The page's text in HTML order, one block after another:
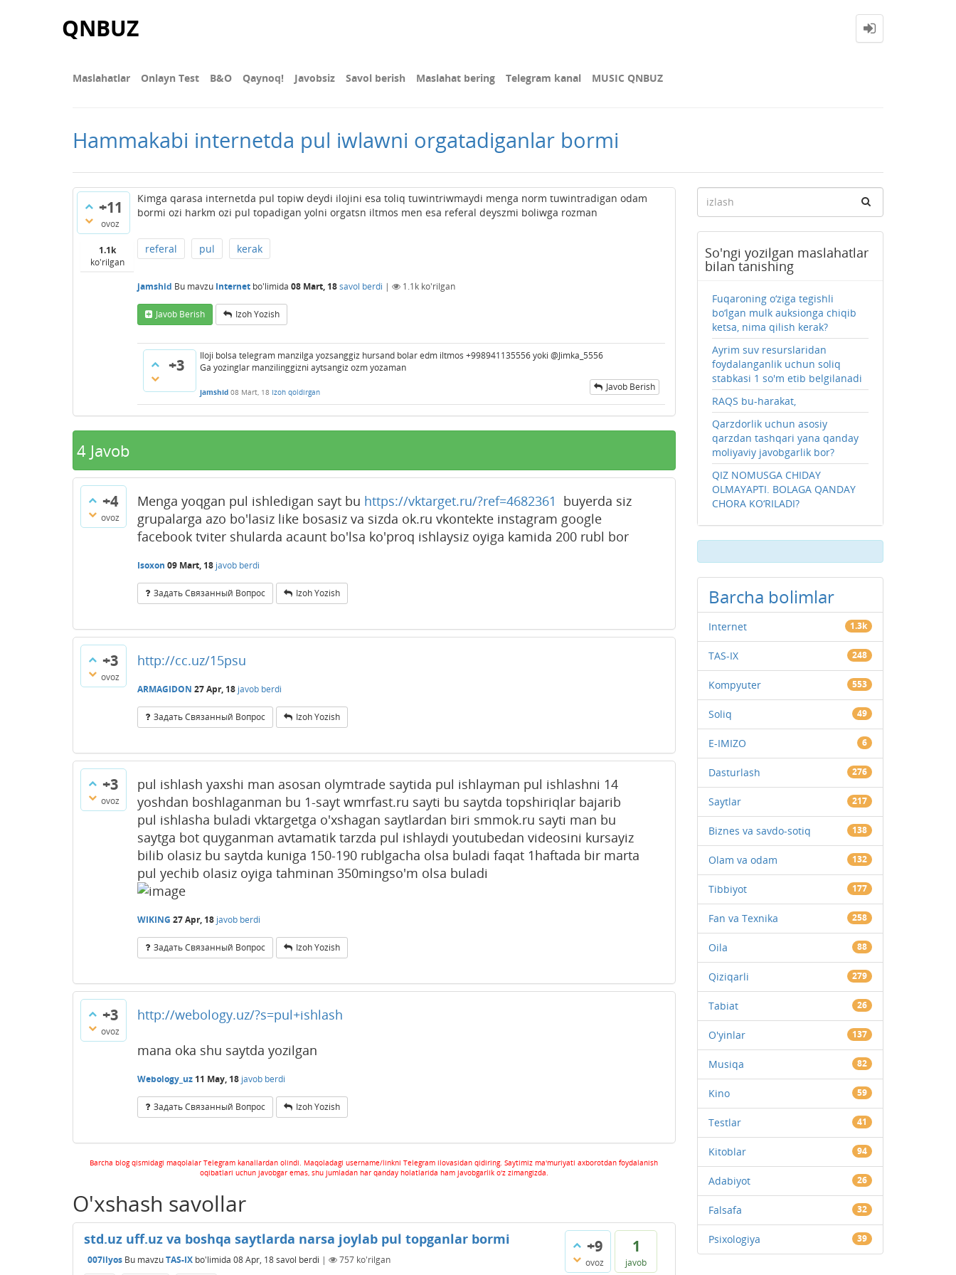
QNBUZ
Maslahatlar Onlayn Test В&О Qaynoq! Javobsiz Savol berish Maslahat bering Telegram kanal MUSIC QNBUZ
Hammakabi internetda pul iwlawni orgatadiganlar bormi
+11
ovoz
1.1k
ko'rilgan
Kimga qarasa internetda pul topiw deydi ilojini esa toliq tuwintriwmaydi menga norm tuwintradigan odam
bormi ozi harkm ozi pul topadigan yolni orgatsn iltmos men esa referal deyszmi boliwga rozman
referal pul kerak
jamshid Bu mavzu Internet bo'limida 08 Mart, 18savol berdi | 1.1k ko'rilgan
Javob Berish Izoh Yozish
+3
Iloji bolsa telegram manzilga yozsanggiz hursand bolar edm iltmos +998941135556 yoki @Jimka_5556
Ga yozinglar manzilinggizni aytsangiz ozm yozaman
jamshid 08 Mart, 18 Izoh qoldirgan Javob Berish
4 Javob
+4
ovoz
Menga yoqgan pul ishledigan sayt bu https://vktarget.ru/?ref=4682361 buyerda siz
grupalarga azo bo'lasiz like bosasiz va sizda ok.ru vkontekte instagram google
facebook tviter shularda acaunt bo'lsa ko'proq ishlaysiz oyiga kamida 200 rubl bor
Isoxon 09 Mart, 18 javob berdi
Задать Связанный Вопрос Izoh Yozish
+3
ovoz
http://cc.uz/15psu
ARMAGIDON 27 Apr, 18 javob berdi
Задать Связанный Вопрос Izoh Yozish
+3
ovoz
pul ishlash yaxshi man asosan olymtrade saytida pul ishlayman pul ishlashni 14
yoshdan boshlaganman bu 1-sayt wmrfast.ru sayti bu saytda topshiriqlar bajarib
pul ishlasha buladi vktargetga o'xshagan saytlardan biri smmok.ru sayti man bu
saytga bot quyganman avtamatik tarzda pul ishlaydi youtubedan videosini kursayiz
bilib olasiz bu saytda kuniga 150-190 rublgacha olsa buladi faqat 1haftada bir marta
pul yechib olasiz oyiga tahminan 350mingso'm olsa buladi
WIKING 27 Apr, 18 javob berdi
Задать Связанный Вопрос Izoh Yozish
+3
ovoz
http://webology.uz/?s=pul+ishlash
mana oka shu saytda yozilgan
Webology_uz 11 May, 18 javob berdi
Задать Связанный Вопрос Izoh Yozish
Barcha blog qismidagi maqolalar Telegram kanallardan olindi. Maqoladagi username/linkni Telegram ilovasidan qidiring. Saytimiz ma'muriyati axborotdan foydalanish
oqibatlari uchun javobgar emas, shu jumladan har qanday holatlarida ham javobgarlik o'z zimangizda.
O'xshash savollar
+9
ovoz
1
javob
std.uz uff.uz va boshqa saytlarda narsa joylab pul topganlar bormi
007ilyos Bu mavzuTAS-IX bo'limida 08 Apr, 18savol berdi | 757 ko'rilgan
So'ngi yozilgan maslahatlar
bilan tanishing
Fuqaroning o‘ziga tegishli
bo‘lgan mulk auksionga chiqib
ketsa, nima qilish kerak?
Ayrim suv resurslaridan
foydalanganlik uchun soliq
stabkasi 1 so'm etib belgilanadi
RAQS bu-harakat,
Qarzdorlik uchun asosiy
qarzdan tashqari yana qanday
moliyaviy javobgarlik bor?
QIZ NOMUSGA CHIDAY
OLMAYAPTI. BOLAGA QANDAY
CHORA KO‘RILADI?
Barcha bolimlar
Internet 1.3k
TAS-IX 248
Kompyuter 553
Soliq 49
E-IMIZO 6
Dasturlash 276
Saytlar 217
Biznes va savdo-sotiq 138
Olam va odam 132
Tibbiyot 177
Fan va Texnika 258
Oila 88
Qiziqarli 279
Tabiat 26
O'yinlar 137
Musiqa 82
Kino 59
Testlar 41
Kitoblar 94
Adabiyot 26
Falsafa 32
Psixologiya 39